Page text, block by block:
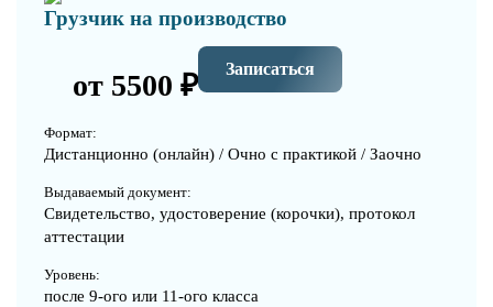
Грузчик на производство
от 5500 ₽ Записаться
Формат:
Дистанционно (онлайн) / Очно с практикой / Заочно
Выдаваемый документ:
Свидетельство, удостоверение (корочки), протокол
аттестации
Уровень:
после 9-ого или 11-ого класса